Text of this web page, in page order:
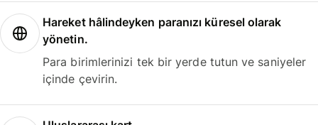
Hareket hâlindeyken paranızı küresel olarak
yönetin.
Para birimlerinizi tek bir yerde tutun ve saniyeler
içinde çevirin.